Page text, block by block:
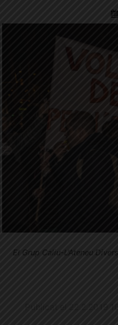
El Grup Caliu-L'Ateneu